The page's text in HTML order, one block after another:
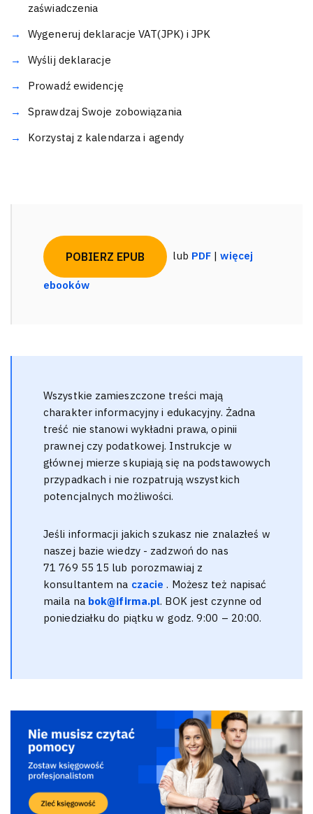
zaświadczenia
Wygeneruj deklaracje VAT(JPK) i JPK
Wyślij deklaracje
Prowadź ewidencję
Sprawdzaj Swoje zobowiązania
Korzystaj z kalendarza i agendy
POBIERZ EPUB lub PDF |więcej
ebooków
Wszystkie zamieszczone treści mają
charakter informacyjny i edukacyjny. Żadna
treść nie stanowi wykładni prawa, opinii
prawnej czy podatkowej. Instrukcje w
głównej mierze skupiają się na podstawowych
przypadkach i nie rozpatrują wszystkich
potencjalnych możliwości.
Jeśli informacji jakich szukasz nie znalazłeś w
naszej bazie wiedzy - zadzwoń do nas
71 769 55 15 lub porozmawiaj z
konsultantem na czacie. Możesz też napisać
maila na bok@ifirma.pl. BOK jest czynne od
poniedziałku do piątku w godz. 9:00 – 20:00.